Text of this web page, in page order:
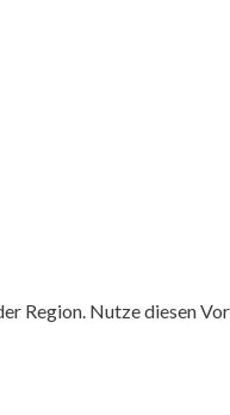
Region. Nutze diesen